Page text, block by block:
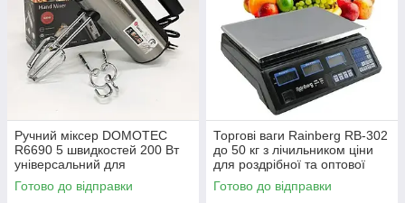
Ручний міксер DOMOTEC
R6690 5 швидкостей 200 Вт
універсальний для
приготування тіста та крему
Готово до відправки
Торгові ваги Rainberg RB-302
до 50 кг з лічильником ціни
для роздрібної та оптової
торгівлі
Готово до відправки